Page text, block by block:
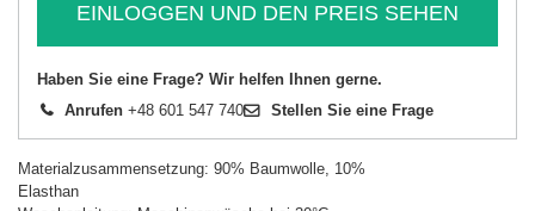
EINLOGGEN UND DEN PREIS SEHEN
Haben Sie eine Frage? Wir helfen Ihnen gerne.
Anrufen +48 601 547 740 Stellen Sie eine Frage
Materialzusammensetzung: 90% Baumwolle, 10%
Elasthan